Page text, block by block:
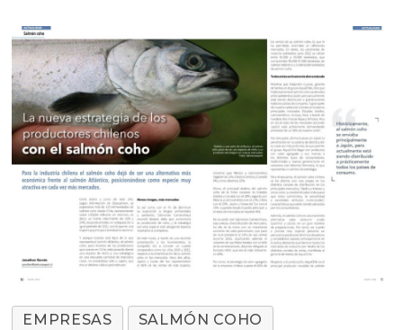
EMPRESAS SALMÓN COHO